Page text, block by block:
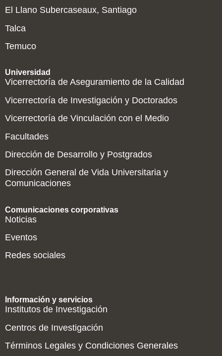
El Llano Subercaseaux, Santiago
Talca
Temuco
Universidad
Vicerrectoría de Aseguramiento de la Calidad
Vicerrectoría de Investigación y Doctorados
Vicerrectoría de Vinculación con el Medio
Facultades
Dirección de Desarrollo y Postgrados
Dirección General de Vida Universitaria y
Comunicaciones
Comunicaciones corporativas
Noticias
Eventos
Redes sociales
Información y servicios
Institutos de Investigación
Centros de Investigación
Términos Legales y Condiciones Generales